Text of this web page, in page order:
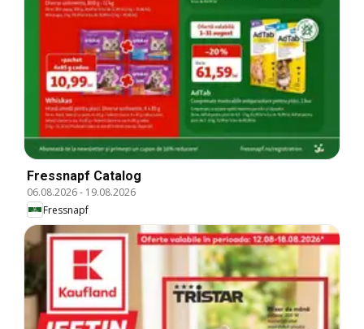
Fressnapf Catalog
06.08.2026- 19.08.2026
Fressnapf